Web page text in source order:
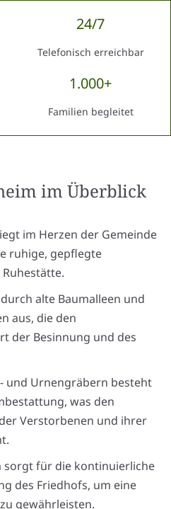
24/7
Telefonisch erreichbar
1.000+
Familien begleitet
im Überblick
im Herzen der Gemeinde
ruhige, gepflegte
alte Baumalleen und
aus, die den
der Besinnung und des
und Urnengräbern besteht
was den
Verstorbenen und ihrer
sorgt für die kontinuierliche
des Friedhofs, um eine
gewährleisten.